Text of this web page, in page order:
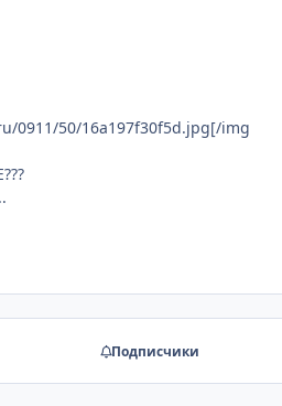
0911/50/16a197f30f5d.jpg[/img
Подписчики